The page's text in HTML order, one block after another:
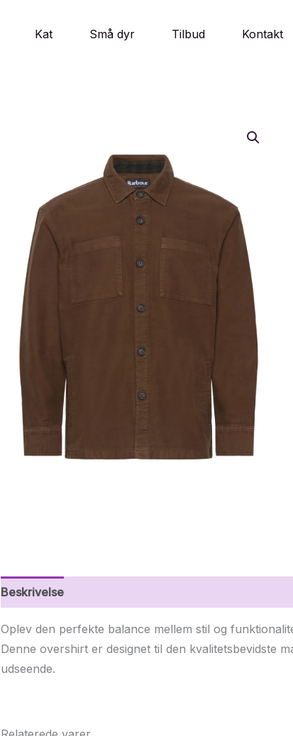
Kat Små dyr Tilbud Kontakt
Beskrivelse
Oplev den perfekte balance mellem stil og
Denne overshirt er designet til den kvalitetsbevidste
udseende.